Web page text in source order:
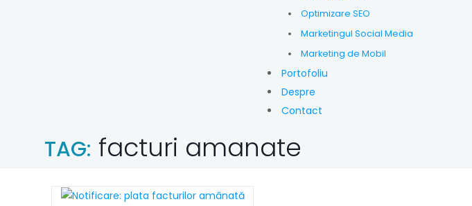
Optimizare SEO
Marketingul Social Media
Marketing de Mobil
Portofoliu
Despre
Contact
TAG: facturi amanate